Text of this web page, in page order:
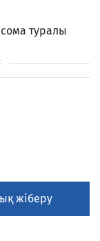
туралы
жіберу